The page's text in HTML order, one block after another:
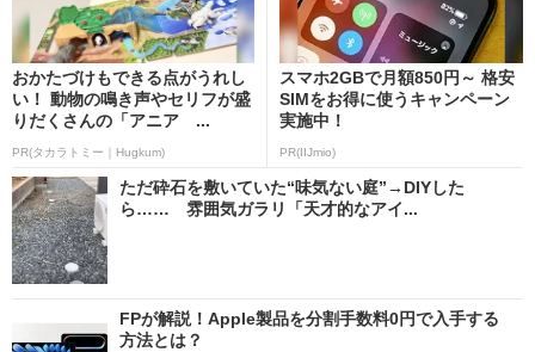
おかたづけもできる点がうれし
い！ 動物の鳴き声やセリフが盛
りだくさんの「アニア ...
PR(タカラトミー｜Hugkum)
スマホ2GBで月額850円～ 格安
SIMをお得に使うキャンペーン
実施中！
PR(IIJmio)
ただ砕石を敷いていた“味気ない庭”→DIYした
ら…… 雰囲気ガラリ「天才的なアイ...
FPが解説！Apple製品を分割手数料0円で入手する
方法とは？